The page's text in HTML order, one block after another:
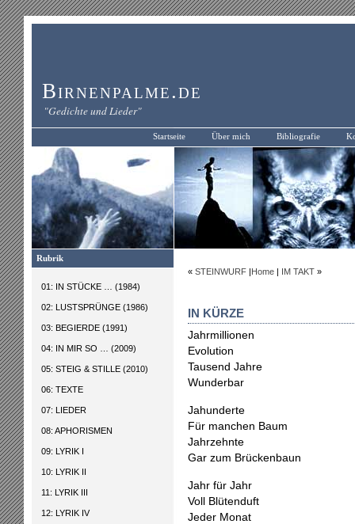
Birnenpalme.de
"Gedichte und Lieder"
Startseite Über mich Bibliografie
Rubrik
01: IN STÜCKE … (1984)
02: LUSTSPRÜNGE (1986)
03: BEGIERDE (1991)
04: IN MIR SO … (2009)
05: STEIG & STILLE (2010)
06: TEXTE
07: LIEDER
08: APHORISMEN
09: LYRIK I
10: LYRIK II
11: LYRIK III
12: LYRIK IV
« STEINWURF |Home | IM TAKT »
IN KÜRZE
Jahrmillionen
Evolution
Tausend Jahre
Wunderbar
Jahunderte
Für manchen Baum
Jahrzehnte
Gar zum Brückenbaun
Jahr für Jahr
Voll Blütenduft
Jeder Monat